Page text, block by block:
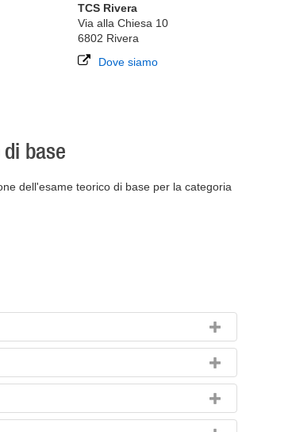
TCS Rivera
Via alla Chiesa 10
6802 Rivera
Dove siamo
base
dell'esame teorico di base per la categoria